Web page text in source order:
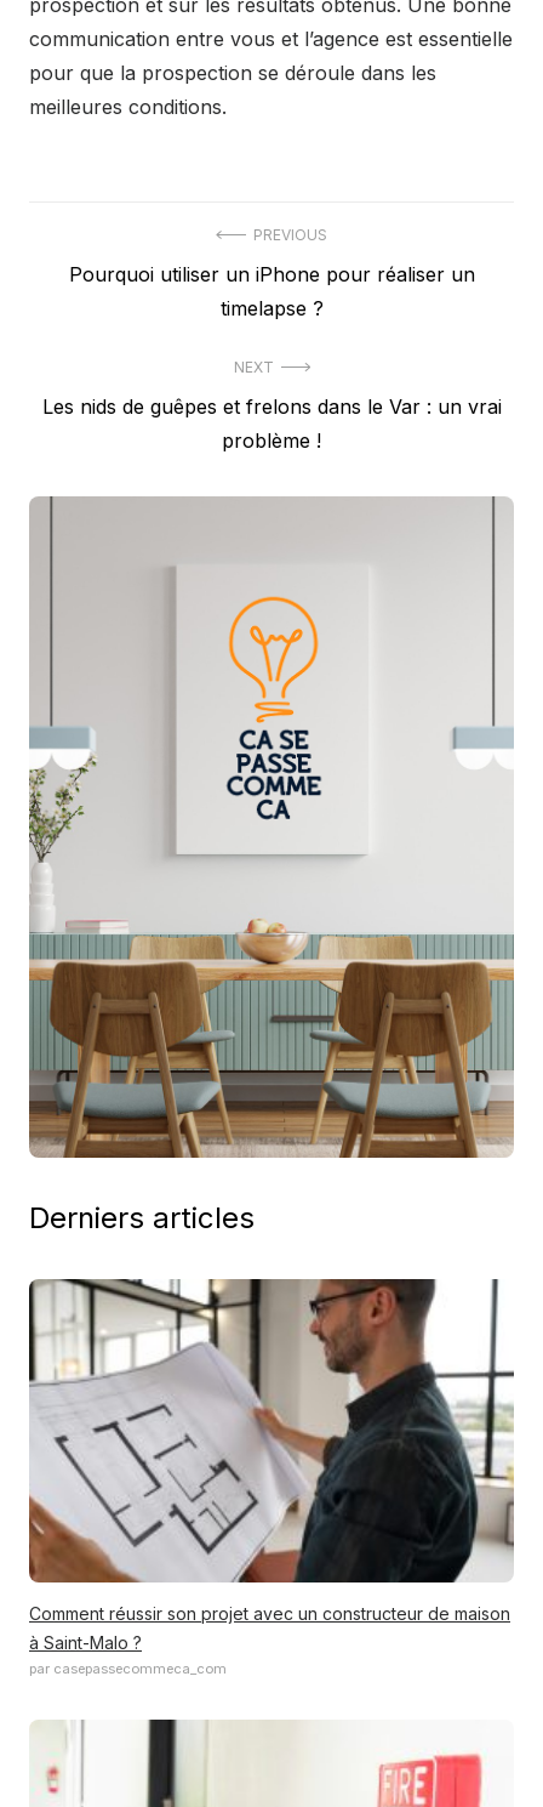
prospection et sur les résultats obtenus. Une bonne
communication entre vous et l’agence est essentielle
pour que la prospection se déroule dans les
meilleures conditions.
PREVIOUS
Previous
Pourquoi utiliser un iPhone pour réaliser un
timelapse ?
NEXT
Next
Les nids de guêpes et frelons dans le Var : un vrai
problème !
Derniers articles
Comment réussir son projet avec un constructeur de maison
à Saint-Malo ?
par casepassecommeca_com